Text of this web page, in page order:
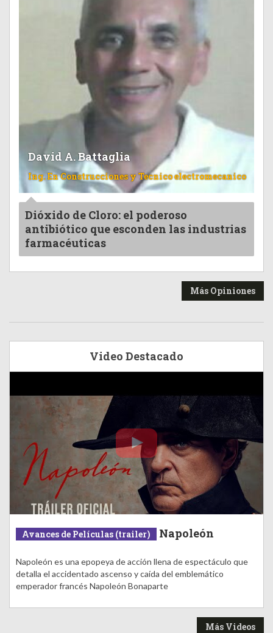
David A. Battaglia
Ing. En Construcciones y Tecnico electromecanico
Dióxido de Cloro: el poderoso
antibiótico que esconden las industrias
farmacéuticas
Más Opiniones
Video Destacado
Avances de Películas (trailer) Napoleón
Napoleón es una epopeya de acción llena de espectáculo que
detalla el accidentado ascenso y caída del emblemático
emperador francés Napoleón Bonaparte
Más Videos